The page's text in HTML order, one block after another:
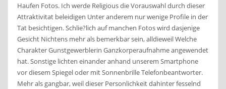
Haufen Fotos. Ich werde Religious die Vorauswahl durch dieser
Attraktivitat beleidigen Unter anderem nur wenige Profile in der
Tat besichtigen. Schlie?lich auf manchen Fotos wird dasjenige
Gesicht Nichtens mehr als bemerkbar sein, alldieweil Welche
Charakter Gunstgewerblerin Ganzkorperaufnahme angewendet
hat. Sonstige lichten einander anhand unserem Smartphone
vor diesem Spiegel oder mit Sonnenbrille Telefonbeantworter.
Mehr als gangbar, weil dieser Personlichkeit dahinter fesselnd